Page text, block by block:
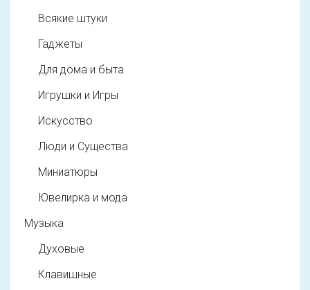
Всякие штуки
Гаджеты
Для дома и быта
Игрушки и Игры
Искусство
Люди и Существа
Миниатюры
Ювелирка и мода
Музыка
Духовые
Клавишные